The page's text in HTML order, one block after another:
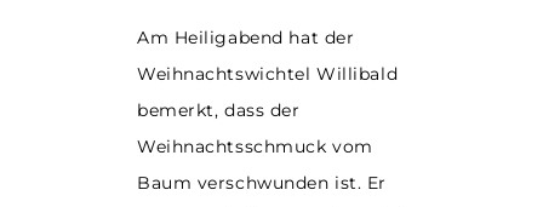
Am Heiligabend hat der
Weihnachtswichtel Willibald
bemerkt, dass der
Weihnachtsschmuck vom
Baum verschwunden ist. Er